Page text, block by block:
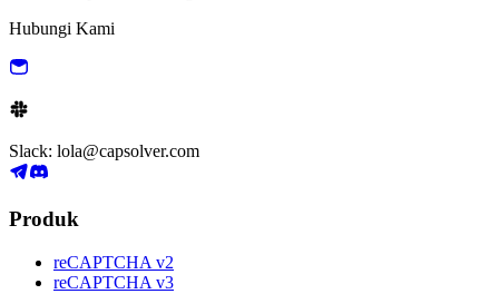
Hubungi Kami
Slack: lola@capsolver.com
Produk
reCAPTCHA v2
reCAPTCHA v3